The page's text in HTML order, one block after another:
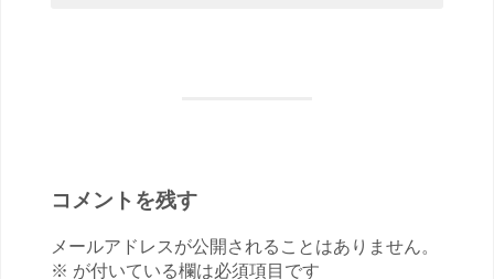
コメントを残す
メールアドレスが公開されることはありません。
※ が付いている欄は必須項目です